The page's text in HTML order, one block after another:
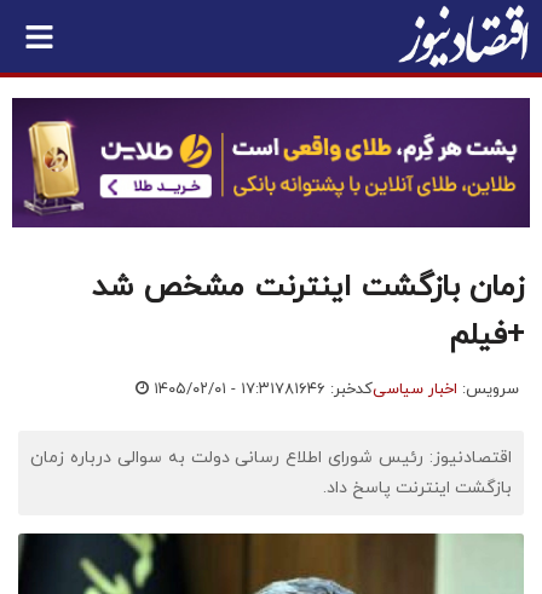
زمان بازگشت اینترنت مشخص شد
+فیلم
سرویس: اخبار سیاسیکدخبر: ۷۸۱۶۴۶ ۱۴۰۵/۰۲/۰۱ - ۱۷:۳۱
اقتصادنیوز: رئیس شورای اطلاع رسانی دولت به سوالی درباره زمان
بازگشت اینترنت پاسخ داد.